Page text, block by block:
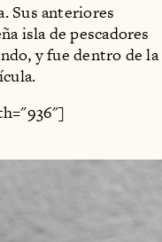
Sus anteriores
isla de pescadores
y fue dentro de la